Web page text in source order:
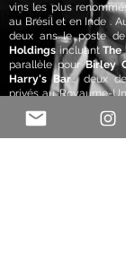
vins les plus
au Brésil et en Inde .
deux ans le poste
Holdings incluantThe
parallèle pourBirley
Harry's Bar... deux
privés au Royaume-
13 ans avec le
Ducasse
en tant que
a dirigé, aux